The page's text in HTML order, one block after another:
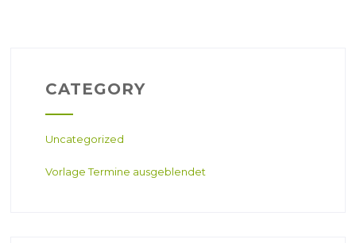
CATEGORY
Uncategorized
Vorlage Termine ausgeblendet